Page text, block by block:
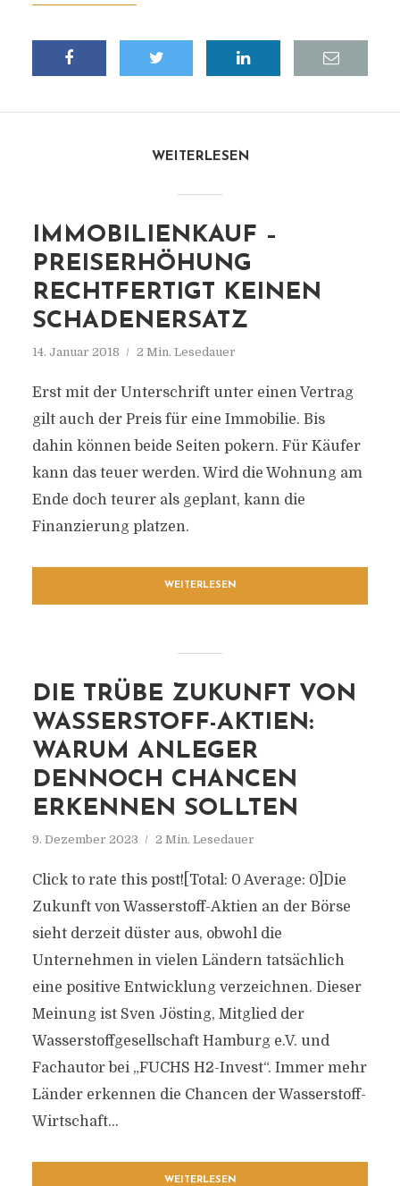
WEITERLESEN
IMMOBILIENKAUF –
PREISERHÖHUNG
RECHTFERTIGT KEINEN
SCHADENERSATZ
14. Januar 2018 2 Min. Lesedauer
Erst mit der Unterschrift unter einen Vertrag
gilt auch der Preis für eine Immobilie. Bis
dahin können beide Seiten pokern. Für Käufer
kann das teuer werden. Wird die Wohnung am
Ende doch teurer als geplant, kann die
Finanzierung platzen.
WEITERLESEN
DIE TRÜBE ZUKUNFT VON
WASSERSTOFF-AKTIEN:
WARUM ANLEGER
DENNOCH CHANCEN
ERKENNEN SOLLTEN
9. Dezember 2023 2 Min. Lesedauer
Click to rate this post![Total: 0 Average: 0]Die
Zukunft von Wasserstoff-Aktien an der Börse
sieht derzeit düster aus, obwohl die
Unternehmen in vielen Ländern tatsächlich
eine positive Entwicklung verzeichnen. Dieser
Meinung ist Sven Jösting, Mitglied der
Wasserstoffgesellschaft Hamburg e.V. und
Fachautor bei „FUCHS H2-Invest“. Immer mehr
Länder erkennen die Chancen der Wasserstoff-
Wirtschaft...
WEITERLESEN